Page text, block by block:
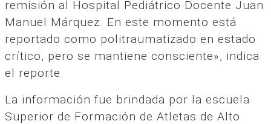
remisión al Hospital Pediátrico Docente Juan
Manuel Márquez. En este momento está
reportado como politraumatizado en estado
crítico, pero se mantiene consciente», indica
el reporte.
La información fue brindada por la escuela
Superior de Formación de Atletas de Alto